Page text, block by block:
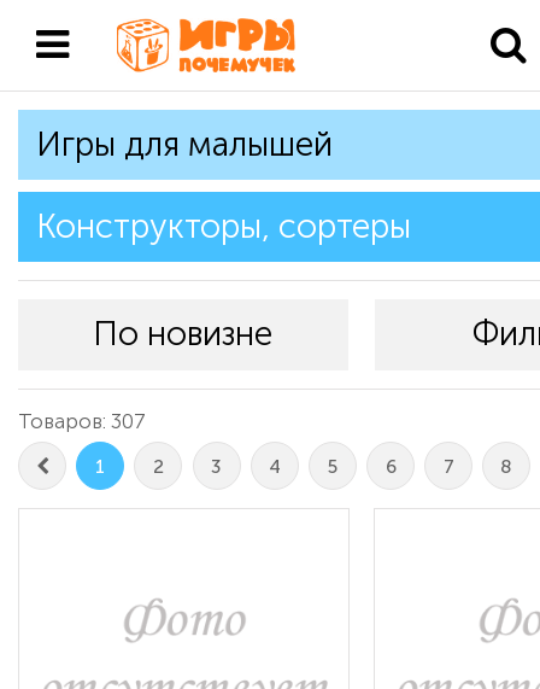
Игры для малышей
Конструкторы, сортеры
По новизне
Товаров: 307
1 2 3 4 5 6 7 8